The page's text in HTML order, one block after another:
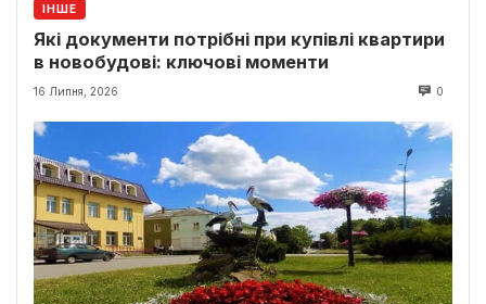
ІНШЕ
Які документи потрібні при купівлі квартири
в новобудові: ключові моменти
16 Липня, 2026 0